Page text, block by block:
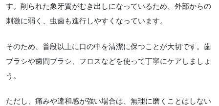
す。削られた象牙質がむき出しになっているため、外部からの
刺激に弱く、虫歯も進行しやすくなっています。
そのため、普段以上に口の中を清潔に保つことが大切です。歯
ブラシや歯間ブラシ、フロスなどを使って丁寧にケアしましょ
う。
ただし、痛みや違和感が強い場合は、無理に磨くことはしない